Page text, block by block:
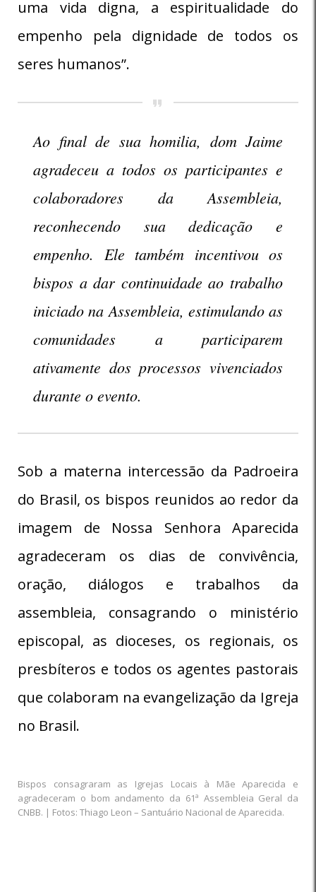
uma vida digna, a espiritualidade do
empenho pela dignidade de todos os
seres humanos”.
Ao final de sua homilia, dom Jaime
agradeceu a todos os participantes e
colaboradores da Assembleia,
reconhecendo sua dedicação e
empenho. Ele também incentivou os
bispos a dar continuidade ao trabalho
iniciado na Assembleia, estimulando as
comunidades a participarem
ativamente dos processos vivenciados
durante o evento.
Sob a materna intercessão da Padroeira
do Brasil, os bispos reunidos ao redor da
imagem de Nossa Senhora Aparecida
agradeceram os dias de convivência,
oração, diálogos e trabalhos da
assembleia, consagrando o ministério
episcopal, as dioceses, os regionais, os
presbíteros e todos os agentes pastorais
que colaboram na evangelização da Igreja
no Brasil.
Bispos consagraram as Igrejas Locais à Mãe Aparecida e
agradeceram o bom andamento da 61ª Assembleia Geral da
CNBB. | Fotos: Thiago Leon – Santuário Nacional de Aparecida.